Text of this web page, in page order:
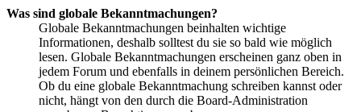
Was sind globale Bekanntmachungen?
Globale Bekanntmachungen beinhalten wichtige
Informationen, deshalb solltest du sie so bald wie möglich
lesen. Globale Bekanntmachungen erscheinen ganz oben in
jedem Forum und ebenfalls in deinem persönlichen Bereich.
Ob du eine globale Bekanntmachung schreiben kannst oder
nicht, hängt von den durch die Board-Administration